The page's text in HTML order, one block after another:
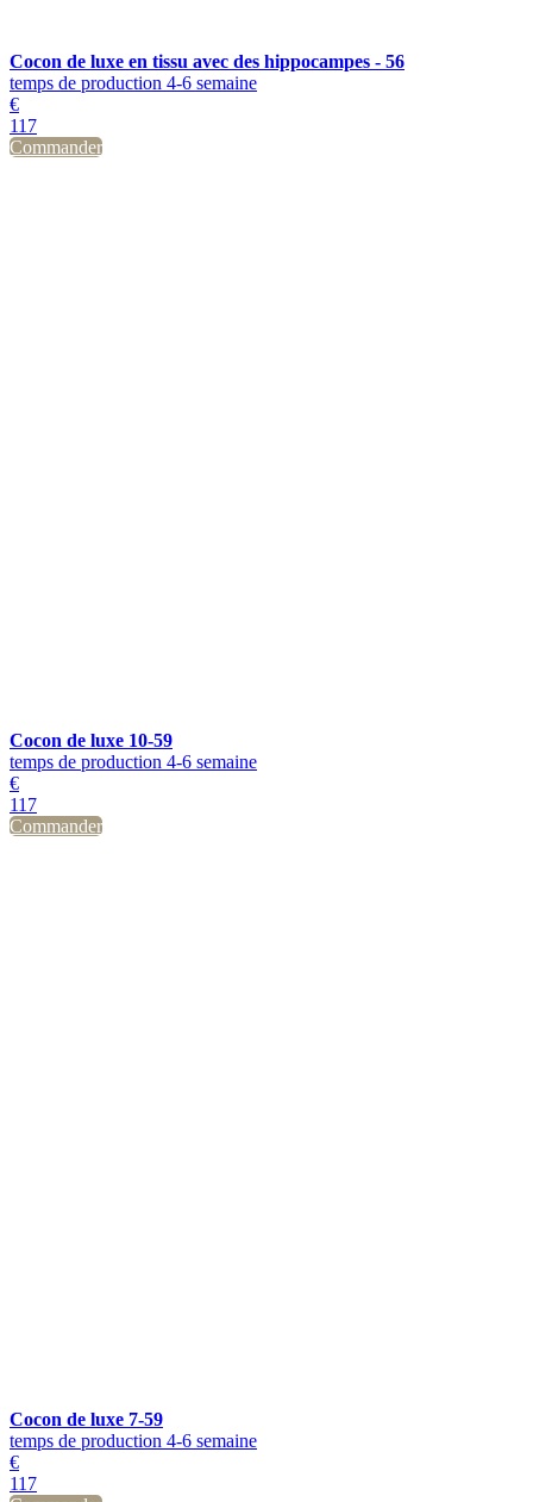
Cocon de luxe en tissu avec des hippocampes - 56
temps de production 4-6 semaine
€
117
Commander
Cocon de luxe 10-59
temps de production 4-6 semaine
€
117
Commander
Cocon de luxe 7-59
temps de production 4-6 semaine
€
117